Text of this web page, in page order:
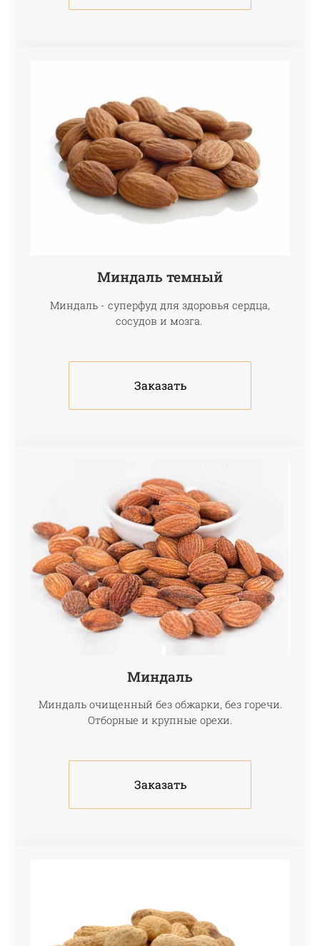
Миндаль темный
Миндаль - суперфуд для здоровья сердца,
сосудов и мозга.
Заказать
Миндаль
Миндаль очищенный без обжарки, без горечи.
Отборные и крупные орехи.
Заказать